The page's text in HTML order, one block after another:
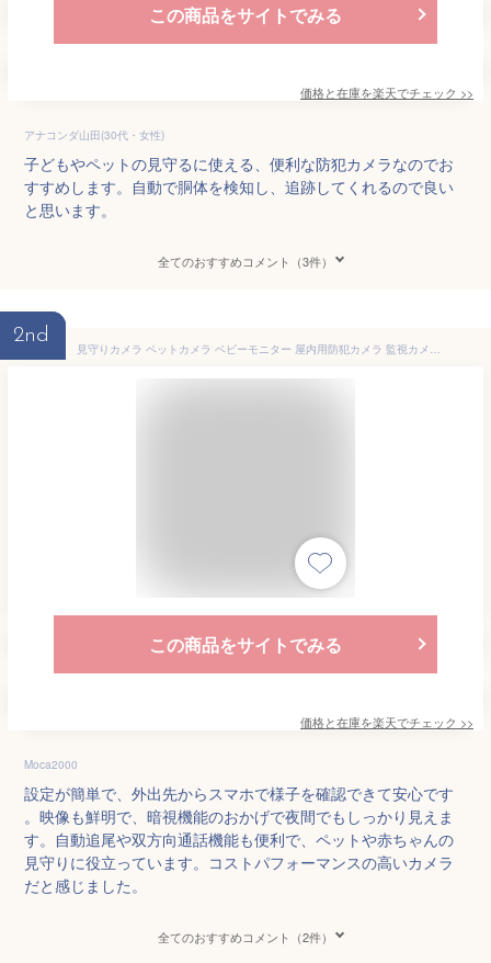
この商品をサイトでみる
価格と在庫を楽天でチェック >>
アナコンダ山田(30代・女性)
子どもやペットの見守るに使える、便利な防犯カメラなのでお
すすめします。自動で胴体を検知し、追跡してくれるので良い
と思います。
全てのおすすめコメント（3件）
2nd
見守りカメラ ペットカメラ ベビーモニター 屋内用防犯カメラ 監視カメラ SDカード録画 遠隔 スマホ 会話 留守番 家庭用 追尾 200万 WiFi 暗視 ベビーカメラ 無線 自動追跡 ネットワーク 防犯 子供 赤ちゃん 犬猫 おすすめ
この商品をサイトでみる
価格と在庫を楽天でチェック >>
Moca2000
設定が簡単で、外出先からスマホで様子を確認できて安心です
。映像も鮮明で、暗視機能のおかげで夜間でもしっかり見えま
す。自動追尾や双方向通話機能も便利で、ペットや赤ちゃんの
見守りに役立っています。コストパフォーマンスの高いカメラ
だと感じました。
全てのおすすめコメント（2件）